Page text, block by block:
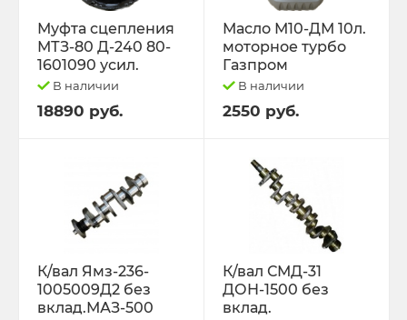
Муфта сцепления
МТЗ-80 Д-240 80-
1601090 усил.
В наличии
18890 руб.
Масло М10-ДМ 10л.
моторное турбо
Газпром
В наличии
2550 руб.
К/вал Ямз-236-
1005009Д2 без
вклад.МАЗ-500
К/вал СМД-31
ДОН-1500 без
вклад.